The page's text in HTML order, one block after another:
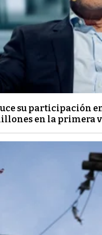
su participación
en la primera